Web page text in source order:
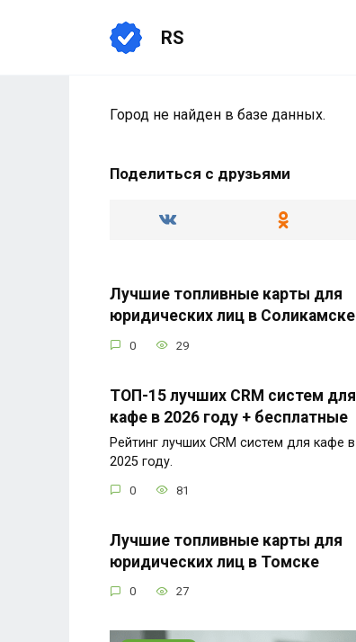
RS
Город не найден в базе данных.
Поделиться с друзьями
Лучшие топливные карты для
юридических лиц в Соликамске
0 29
ТОП-15 лучших CRM систем для
кафе в 2026 году + бесплатные
Рейтинг лучших CRM систем для кафе в
2025 году.
0 81
Лучшие топливные карты для
юридических лиц в Томске
0 27